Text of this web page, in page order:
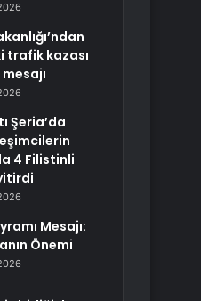
trafik kazası
Şeria’da
4 Filistinli
Mesajı:
Önemi